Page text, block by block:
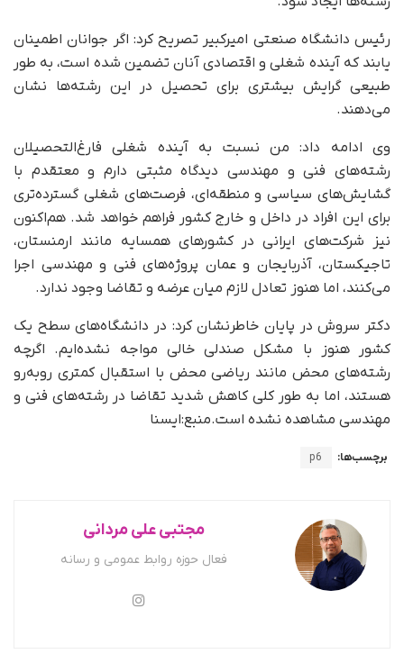
رئیس دانشگاه صنعتی امیرکبیر تصریح کرد: اگر جوانان اطمینان
یابند که آینده شغلی و اقتصادی آنان تضمین شده است، به طور
طبیعی گرایش بیشتری برای تحصیل در این رشته‌ها نشان
می‌دهند.
وی ادامه داد: من نسبت به آینده شغلی فارغ‌التحصیلان
رشته‌های فنی و مهندسی دیدگاه مثبتی دارم و معتقدم با
گشایش‌های سیاسی و منطقه‌ای، فرصت‌های شغلی گسترده‌تری
برای این افراد در داخل و خارج کشور فراهم خواهد شد. هم‌اکنون
نیز شرکت‌های ایرانی در کشورهای همسایه مانند ارمنستان،
تاجیکستان، آذربایجان و عمان پروژه‌های فنی و مهندسی اجرا
می‌کنند، اما هنوز تعادل لازم میان عرضه و تقاضا وجود ندارد.
دکتر سروش در پایان خاطرنشان کرد: در دانشگاه‌های سطح یک
کشور هنوز با مشکل صندلی خالی مواجه نشده‌ایم. اگرچه
رشته‌های محض مانند ریاضی محض با استقبال کمتری روبه‌رو
هستند، اما به طور کلی کاهش شدید تقاضا در رشته‌های فنی و
مهندسی مشاهده نشده است.منبع:ایسنا
برچسب‌ها: p6
مجتبی علی مردانی
فعال حوزه روابط عمومی و رسانه